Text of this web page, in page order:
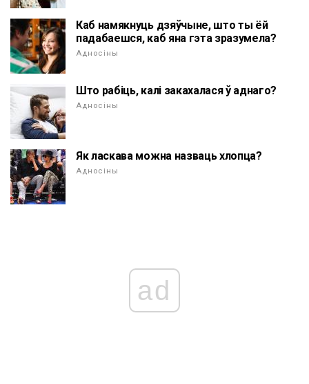
Каб намякнуць дзяўчыне, што ты ёй
падабаешся, каб яна гэта зразумела?
Адносіны
Што рабіць, калі закахалася ў аднаго?
Адносіны
Як ласкава можна назваць хлопца?
Адносіны
ad